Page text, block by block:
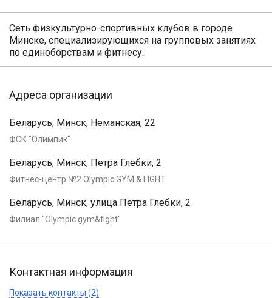
Сеть физкультурно-спортивных клубов в городе
Минске, специализирующихся на групповых занятиях
по единоборствам и фитнесу.
Адреса организации
Беларусь, Минск, Неманская, 22
ФСК "Олимпик"
Беларусь, Минск, Петра Глебки, 2
Фитнес-центр №2 Olympic GYM & FIGHT
Беларусь, Минск, улица Петра Глебки, 2
Филиал "Olympic gym&fight"
Контактная информация
Показать контакты (2)